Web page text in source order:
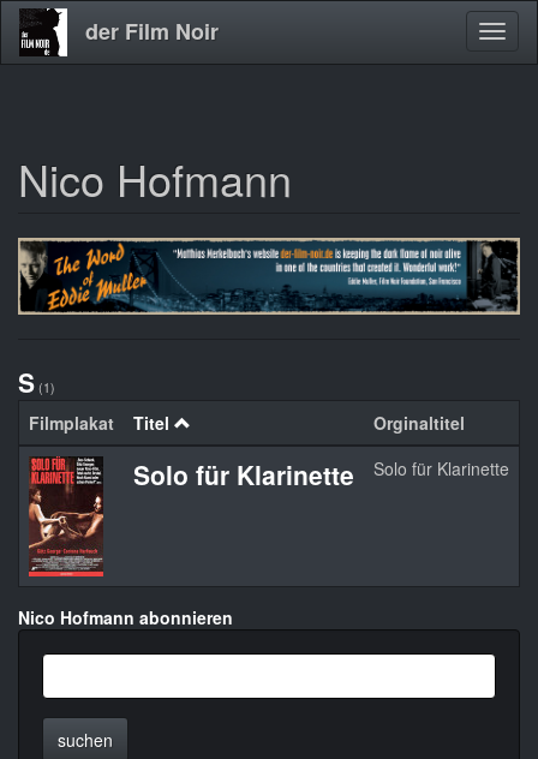
Direkt
zum
der Film Noir
Nico Hofmann
S (1)
Filmplakat Titel Orginaltitel
Solo für Klarinette Solo für Klarinette
Nico Hofmann abonnieren
suchen